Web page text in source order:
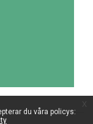
du våra policys: